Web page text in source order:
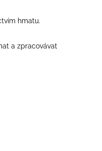
hmatu.
a zpracovávat